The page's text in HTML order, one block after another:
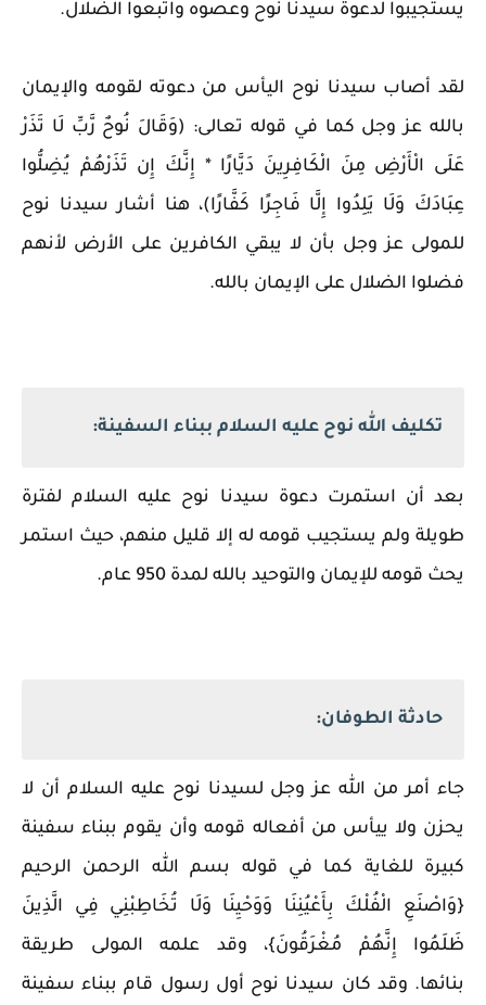
يستجيبوا لدعوة سيدنا نوح وعصوه واتبعوا الضلال.
لقد أصاب سيدنا نوح اليأس من دعوته لقومه والإيمان
بالله عز وجل كما في قوله تعالى: (وَقَالَ نُوحٌ رَّبِّ لَا تَذَرْ
عَلَى الْأَرْضِ مِنَ الْكَافِرِينَ دَيَّارًا * إِنَّكَ إِن تَذَرْهُمْ يُضِلُّوا
عِبَادَكَ وَلَا يَلِدُوا إِلَّا فَاجِرًا كَفَّارًا)، هنا أشار سيدنا نوح
للمولى عز وجل بأن لا يبقي الكافرين على الأرض لأنهم
فضلوا الضلال على الإيمان بالله.
تكليف الله نوح عليه السلام ببناء السفينة:
بعد أن استمرت دعوة سيدنا نوح عليه السلام لفترة
طويلة ولم يستجيب قومه له إلا قليل منهم، حيث استمر
يحث قومه للإيمان والتوحيد بالله لمدة 950 عام.
حادثة الطوفان:
جاء أمر من الله عز وجل لسيدنا نوح عليه السلام أن لا
يحزن ولا ييأس من أفعاله قومه وأن يقوم ببناء سفينة
كبيرة للغاية كما في قوله بسم الله الرحمن الرحيم
{وَاصْنَعِ الْفُلْكَ بِأَعْيُنِنَا وَوَحْيِنَا وَلَا تُخَاطِبْنِي فِي الَّذِينَ
ظَلَمُوا إِنَّهُمْ مُغْرَقُونَ}، وقد علمه المولى طريقة
بنائها. وقد كان سيدنا نوح أول رسول قام ببناء سفينة